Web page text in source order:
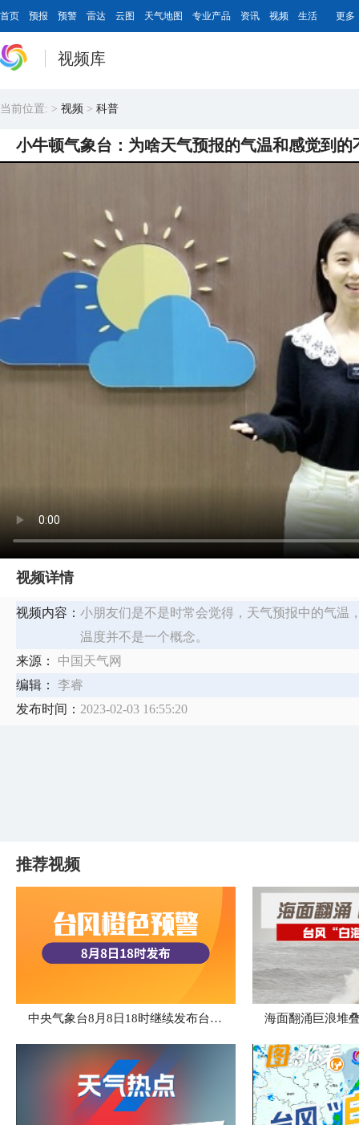
首页 预报 预警 雷达 云图 天气地图 专业产品 资讯 视频 生活 更多
视频库
当前位置: > 视频 > 科普
小牛顿气象台：为啥天气预报的气温和感觉到的
视频详情
视频内容： 小朋友们是不是时常会觉得，天气预报中的气温
温度并不是一个概念。
来源：
中国天气网
编辑：
李睿
发布时间： 2023-02-03 16:55:20
推荐视频
中央气象台8月8日18时继续发布台风橙色预警 海面翻涌巨浪堆